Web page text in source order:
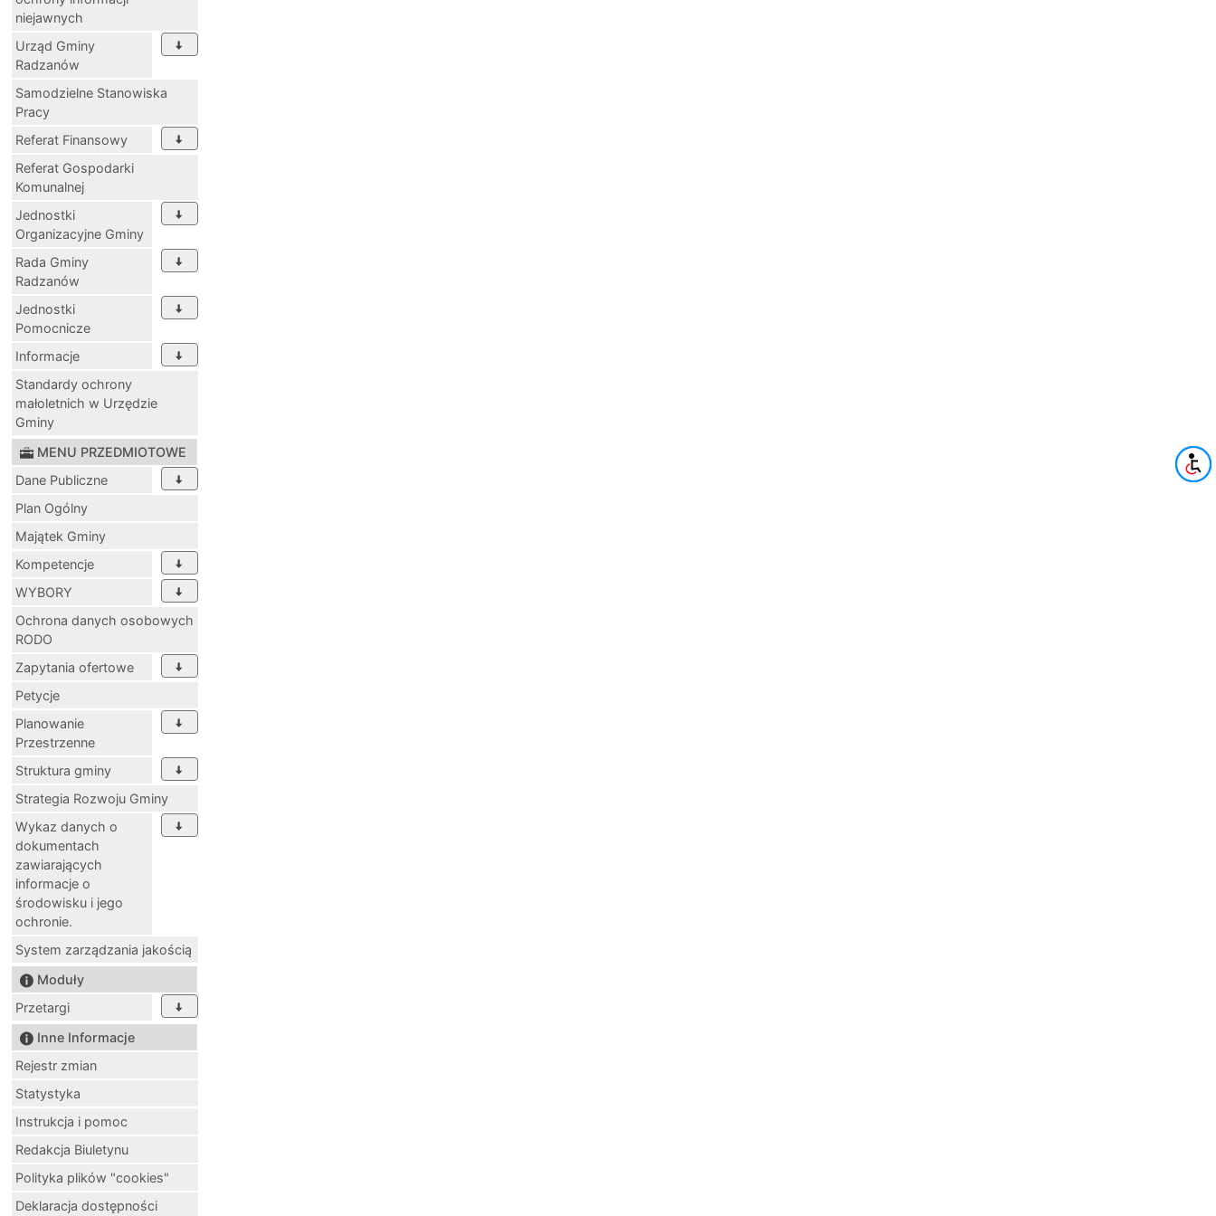
niejawnych
Urząd Gminy
Radzanów
Samodzielne Stanowiska
Pracy
Referat Finansowy
Referat Gospodarki
Komunalnej
Jednostki
Organizacyjne Gminy
Rada Gminy
Radzanów
Jednostki
Pomocnicze
Informacje
Standardy ochrony
małoletnich w Urzędzie
Gminy
MENU PRZEDMIOTOWE
Dane Publiczne
Plan Ogólny
Majątek Gminy
Kompetencje
WYBORY
Ochrona danych osobowych
RODO
Zapytania ofertowe
Petycje
Planowanie
Przestrzenne
Struktura gminy
Strategia Rozwoju Gminy
Wykaz danych o
dokumentach
zawiarających
informacje o
środowisku i jego
ochronie.
System zarządzania jakością
Moduły
Przetargi
Inne Informacje
Rejestr zmian
Statystyka
Instrukcja i pomoc
Redakcja Biuletynu
Polityka plików "cookies"
Deklaracja dostępności